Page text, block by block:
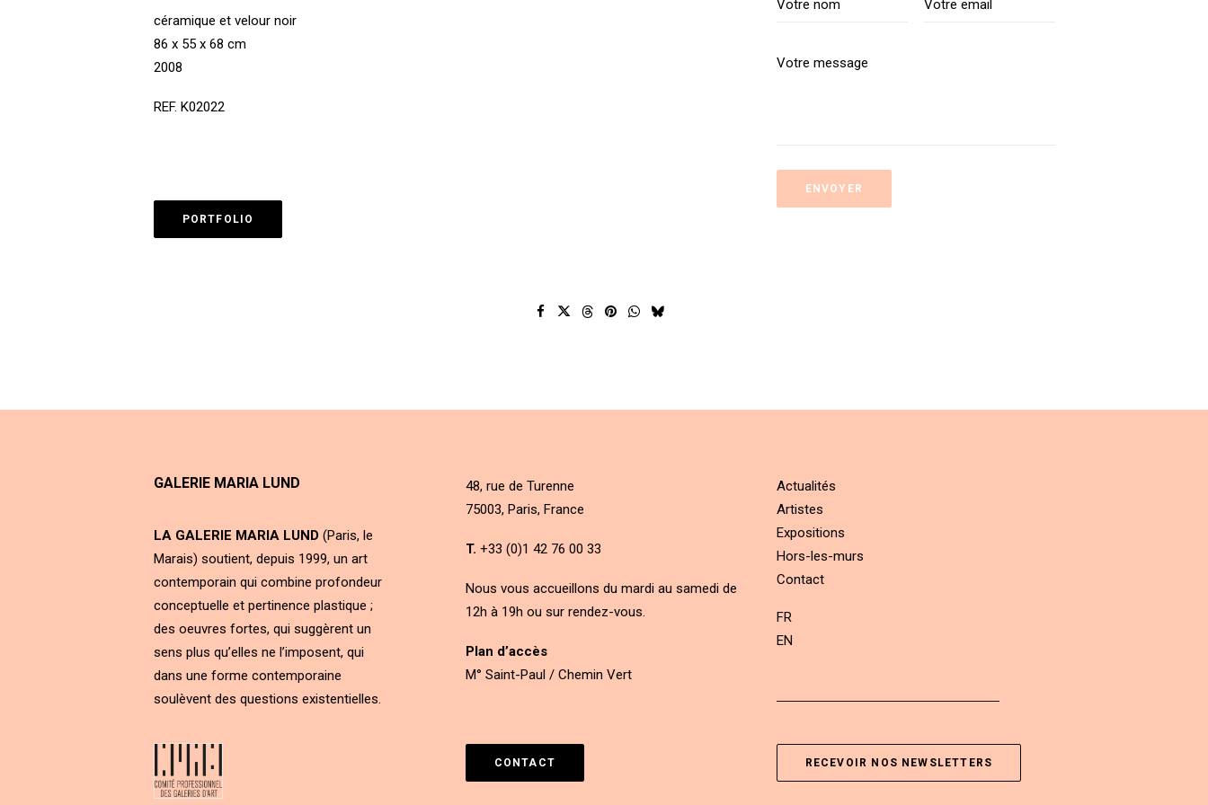
céramique et velour noir
86 x 55 x 68 cm
2008
REF. K02022
PORTFOLIO
GALERIE MARIA LUND
LA GALERIE MARIA LUND (Paris, le
Marais) soutient, depuis 1999, un art
contemporain qui combine profondeur
conceptuelle et pertinence plastique ;
des oeuvres fortes, qui suggèrent un
sens plus qu’elles ne l’imposent, qui
dans une forme contemporaine
soulèvent des questions existentielles.
48, rue de Turenne
75003, Paris, France
T. +33 (0)1 42 76 00 33
Nous vous accueillons du mardi au samedi de
12h à 19h ou sur rendez-vous.
Plan d’accès
M° Saint-Paul / Chemin Vert
Actualités
Artistes
Expositions
Hors-les-murs
Contact
FR
EN
CONTACT RECEVOIR NOS NEWSLETTERS